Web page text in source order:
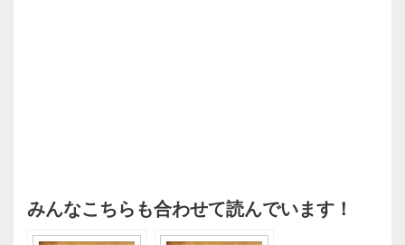
みんなこちらも合わせて読んでいます！